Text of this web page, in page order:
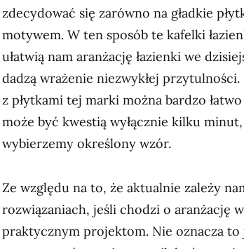
zdecydować się zarówno na gładkie
motywem. W ten sposób te kafelki
ułatwią nam aranżację łazienki we
dadzą wrażenie niezwykłej
z płytkami tej marki można bardzo
może być kwestią wyłącznie kilku
wybierzemy określony wzór.
Ze względu na to, że aktualnie zależy
rozwiązaniach, jeśli chodzi o aranżację
praktycznym projektom. Nie oznacza